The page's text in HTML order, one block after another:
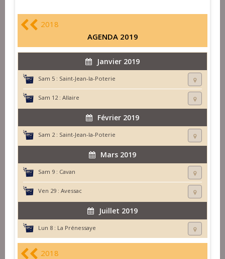
2018
AGENDA 2019
Janvier 2019
Sam 5 : Saint-Jean-la-Poterie
Sam 12 : Allaire
Février 2019
Sam 2 : Saint-Jean-la-Poterie
Mars 2019
Sam 9 : Cavan
Ven 29 : Avessac
Juillet 2019
Lun 8 : La Prénessaye
2018